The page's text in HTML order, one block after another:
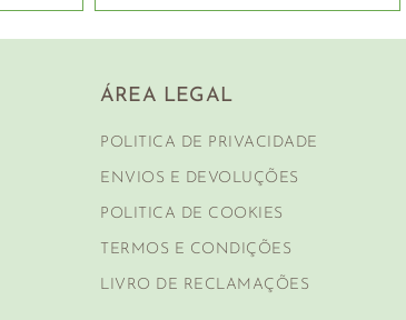
ÁREA LEGAL
POLITICA DE PRIVACIDADE
ENVIOS E DEVOLUÇÕES
POLITICA DE COOKIES
TERMOS E CONDIÇÕES
LIVRO DE RECLAMAÇÕES